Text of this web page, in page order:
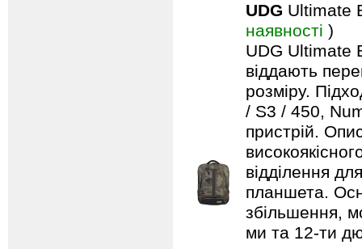
UDG Ultimate
наявності )
UDG Ultimate
віддають
розміру.
/ S3 / 450,
пристрій.
відділення
планшета.
збільшення,
ми та 12-ти